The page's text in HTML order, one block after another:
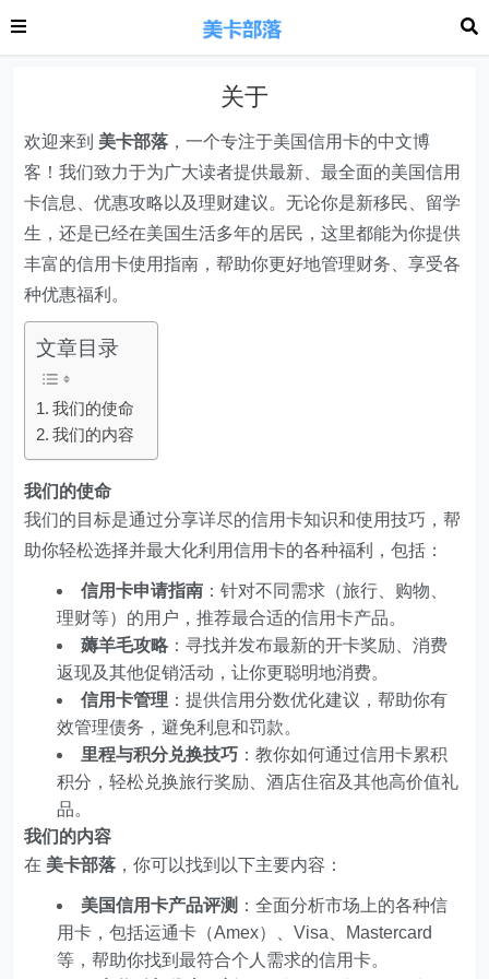
关于
欢迎来到 美卡部落 ，一个专注于美国信用卡的中文博
客！我们致力于为广大读者提供最新、最全面的美国信用
卡信息、优惠攻略以及理财建议。无论你是新移民、留学
生，还是已经在美国生活多年的居民，这里都能为你提供
丰富的信用卡使用指南，帮助你更好地管理财务、享受各
种优惠福利。
文章目录
我们的使命
我们的内容
我们的使命
我们的目标是通过分享详尽的信用卡知识和使用技巧，帮
助你轻松选择并最大化利用信用卡的各种福利，包括：
信用卡申请指南 ：针对不同需求（旅行、购物、
理财等）的用户，推荐最合适的信用卡产品。
薅羊毛攻略 ：寻找并发布最新的开卡奖励、消费
返现及其他促销活动，让你更聪明地消费。
信用卡管理 ：提供信用分数优化建议，帮助你有
效管理债务，避免利息和罚款。
里程与积分兑换技巧 ：教你如何通过信用卡累积
积分，轻松兑换旅行奖励、酒店住宿及其他高价值礼
品。
我们的内容
在 美卡部落 ，你可以找到以下主要内容：
美国信用卡产品评测 ：全面分析市场上的各种信
用卡，包括运通卡（Amex）、Visa、Mastercard
等，帮助你找到最符合个人需求的信用卡。